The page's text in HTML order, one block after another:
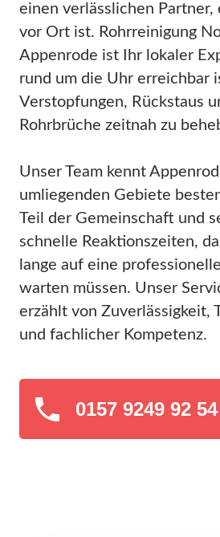
einen verlässlichen Partner,
vor Ort ist. Rohrreinigung
Appenrode ist Ihr lokaler
rund um die Uhr erreichbar
Verstopfungen, Rückstaus
Rohrbrüche zeitnah zu
Unser Team kennt
umliegenden Gebiete
Teil der Gemeinschaft und
schnelle Reaktionszeiten,
lange auf eine
warten müssen. Unser
erzählt von Zuverlässigkeit,
und fachlicher Kompetenz.
0157 9249 92 54